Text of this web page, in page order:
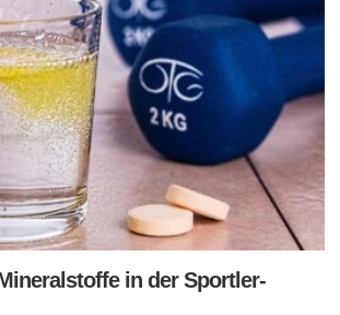
in der Sportler-